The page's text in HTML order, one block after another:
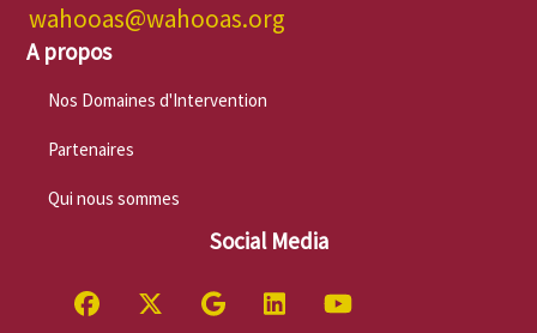
wahooas@wahooas.org
A propos
Nos Domaines d'Intervention
Partenaires
Qui nous sommes
Social Media